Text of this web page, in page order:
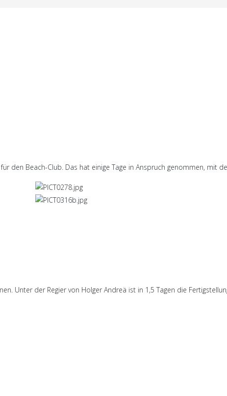
den Beach-Club. Das hat einige Tage in Anspruch genommen, mit
Unter der Regier von Holger Andreä ist in 1,5 Tagen die